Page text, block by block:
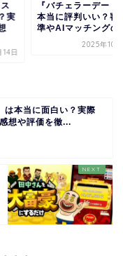
実
日
『バチェラーデート
本当に評判いい？審
準やAIマッチングの
2025年10
は本当に面白い？実際
想や評価を徹...